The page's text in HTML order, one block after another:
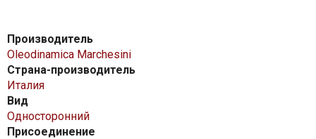
Производитель
Oleodinamica Marchesini
Страна-производитель
Италия
Вид
Односторонний
Присоединение